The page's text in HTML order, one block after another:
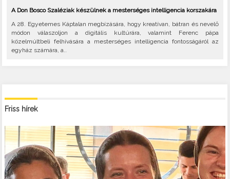
A Don Bosco Szaléziak készülnek a mesterséges intelligencia korszakára
A 28. Egyetemes Káptalan megbízására, hogy kreatívan, bátran és nevelő
módon válaszoljon a digitális kultúrára, valamint Ferenc pápa
közelmúltbeli felhívására a mesterséges intelligencia fontosságáról az
egyház számára, a..
Friss hírek